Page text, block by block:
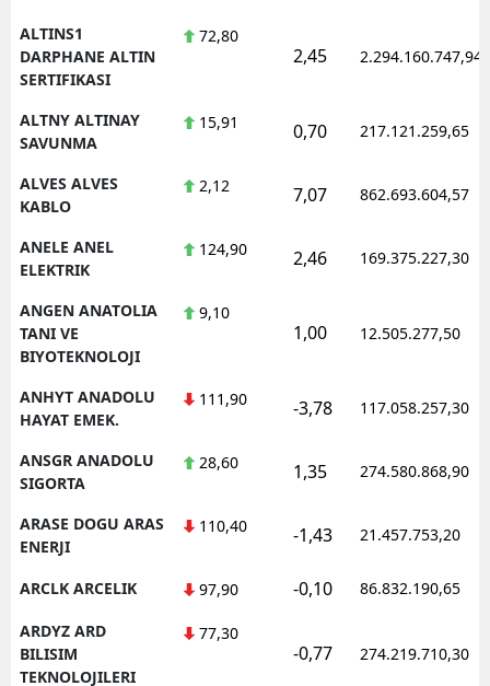
ALTINS1
DARPHANE ALTIN
SERTIFIKASI
72,80
2,45 2.294.160.747,94
ALTNY ALTINAY
SAVUNMA
15,91 0,70 217.121.259,65
ALVES ALVES
KABLO
2,12 7,07 862.693.604,57
ANELE ANEL
ELEKTRIK
124,90 2,46 169.375.227,30
ANGEN ANATOLIA
TANI VE
BIYOTEKNOLOJI
9,10
1,00 12.505.277,50
ANHYT ANADOLU
HAYAT EMEK.
111,90 -3,78 117.058.257,30
ANSGR ANADOLU
SIGORTA
28,60 1,35 274.580.868,90
ARASE DOGU ARAS
ENERJI
110,40 -1,43 21.457.753,20
ARCLK ARCELIK 97,90 -0,10 86.832.190,65
ARDYZ ARD
BILISIM
TEKNOLOJILERI
77,30
-0,77 274.219.710,30